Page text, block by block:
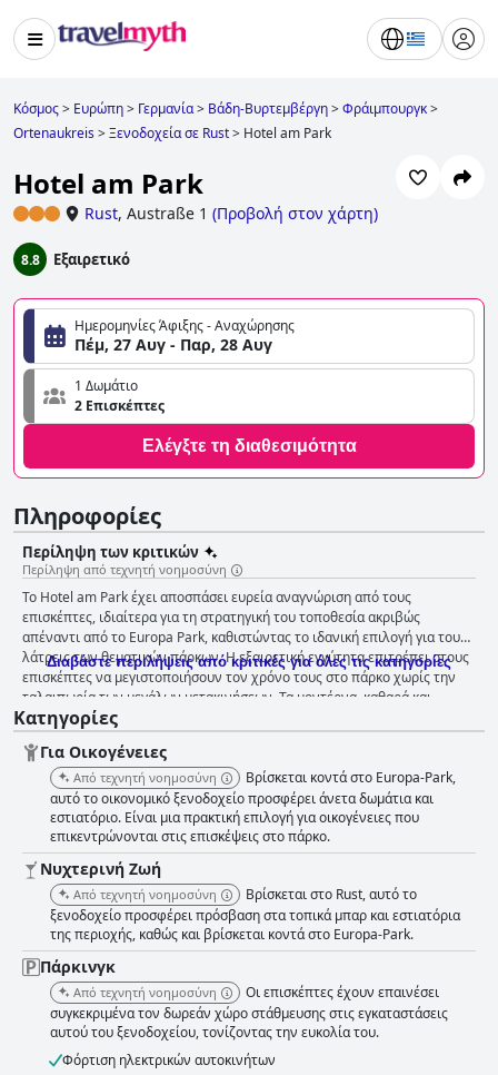
Κόσμος> Ευρώπη> Γερμανία> Βάδη-Βυρτεμβέργη>Φράιμπουργκ>
Ortenaukreis>Ξενοδοχεία σε Rust> Hotel am Park
Hotel am Park
Rust, Austraße 1 (Προβολή στον χάρτη)
8.8 Εξαιρετικό
Ημερομηνίες Άφιξης - Αναχώρησης
Πέμ, 27 Αυγ - Παρ, 28 Αυγ
1 Δωμάτιο
2 Επισκέπτες
Ελέγξτε τη διαθεσιμότητα
Πληροφορίες
Περίληψη των κριτικών
Περίληψη από τεχνητή νοημοσύνη
Το Hotel am Park έχει αποσπάσει ευρεία αναγνώριση από τους
επισκέπτες, ιδιαίτερα για τη στρατηγική του τοποθεσία ακριβώς
απέναντι από το Europa Park, καθιστώντας το ιδανική επιλογή για τους
λάτρεις των θεματικών πάρκων. Η εξαιρετική εγγύτητα επιτρέπει στους
επισκέπτες να μεγιστοποιήσουν τον χρόνο τους στο πάρκο χωρίς την
ταλαιπωρία των μεγάλων μετακινήσεων. Τα μοντέρνα, καθαρά και
ευρύχωρα δωμάτια του ξενοδοχείου ενισχύουν περαιτέρω την εμπειρία,
η οποία συμπληρώνεται από την έντονη έμφαση στην καθαριότητα σε
όλους τους χώρους. Οι οικογένειες βρίσκουν τα καταλύματα ιδιαίτερα
ελκυστικά, με επιλογές όπως κουκέτες και μεγάλα οικογενειακά δωμάτια
που φιλοξενούν άνετα έως και έξι άτομα, καθιστώντας το μια εξαιρετική
βάση για ομαδικές εξορμήσεις. Η υπηρεσία πρωινού είναι ένα ακόμη
σημείο αναφοράς, προσφέροντας έναν ποικίλο και αναγνωρισμένο
μπουφέ που ικανοποιεί τόσο τους ενήλικες όσο και τα παιδιά με μια
σειρά από γλυκές και αλμυρές επιλογές. Η εμπειρία του πρωινού
εμπλουτίζεται από το φιλικό και αποτελεσματικό προσωπικό,
εξασφαλίζοντας ένα ευχάριστο ξεκίνημα της ημέρας. Αν και οι
εγκαταστάσεις εστίασης περιλαμβάνουν μια βολική εσωτερική αγορά
street food για εύκολα δείπνα, οι επισκέπτες εκτιμούν τα κοντινά τοπικά
εστιατόρια για ποικίλες γευστικές εμπειρίες. Οι επισκέπτες επαινούν
σταθερά το προσωπικό του ξενοδοχείου για την εξαιρετική φιλικότητα,
τον επαγγελματισμό και την προσοχή του, ενισχύοντας περαιτέρω τη
φιλόξενη ατμόσφαιρα από την άφιξη έως την αναχώρηση. Αυτό το
υψηλό επίπεδο εξυπηρέτησης, σε συνδυασμό με το αξιόπιστο δωρεάν
Διαβάστε περιλήψεις από κριτικές για όλες τις κατηγορίες
Κατηγορίες
Για Οικογένειες
Από τεχνητή νοημοσύνη
Βρίσκεται κοντά στο Europa-Park,
αυτό το οικονομικό ξενοδοχείο προσφέρει άνετα δωμάτια και
εστιατόριο. Είναι μια πρακτική επιλογή για οικογένειες που
επικεντρώνονται στις επισκέψεις στο πάρκο.
Νυχτερινή Ζωή
Από τεχνητή νοημοσύνη
Βρίσκεται στο Rust, αυτό το
ξενοδοχείο προσφέρει πρόσβαση στα τοπικά μπαρ και εστιατόρια
της περιοχής, καθώς και βρίσκεται κοντά στο Europa-Park.
Πάρκινγκ
Από τεχνητή νοημοσύνη
Οι επισκέπτες έχουν επαινέσει
συγκεκριμένα τον δωρεάν χώρο στάθμευσης στις εγκαταστάσεις
αυτού του ξενοδοχείου, τονίζοντας την ευκολία του.
Φόρτιση ηλεκτρικών αυτοκινήτων